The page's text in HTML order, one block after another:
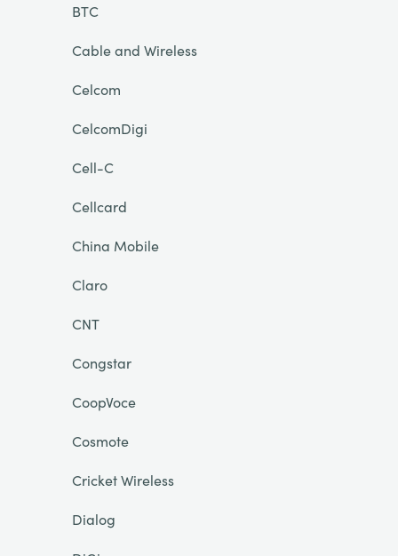
BTC
Cable and Wireless
Celcom
CelcomDigi
Cell-C
Cellcard
China Mobile
Claro
CNT
Congstar
CoopVoce
Cosmote
Cricket Wireless
Dialog